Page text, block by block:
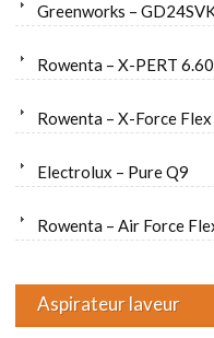
Greenworks –
Rowenta – X-PERT
Rowenta – X-Force
Electrolux – Pure Q9
Rowenta – Air Force
Aspirateur laveur